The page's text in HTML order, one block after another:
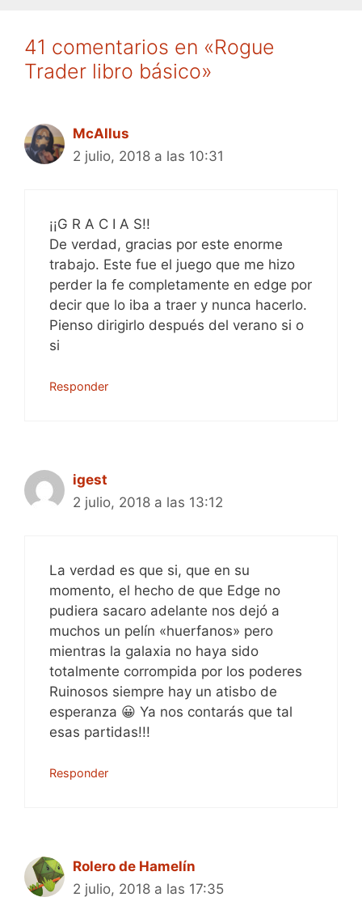
41 comentarios en «Rogue
Trader libro básico»
McAllus
2 julio, 2018 a las 10:31
¡¡G R A C I A S!!
De verdad, gracias por este enorme
trabajo. Este fue el juego que me hizo
perder la fe completamente en edge por
decir que lo iba a traer y nunca hacerlo.
Pienso dirigirlo después del verano si o
si
Responder
igest
2 julio, 2018 a las 13:12
La verdad es que si, que en su
momento, el hecho de que Edge no
pudiera sacaro adelante nos dejó a
muchos un pelín «huerfanos» pero
mientras la galaxia no haya sido
totalmente corrompida por los poderes
Ruinosos siempre hay un atisbo de
esperanza 😀 Ya nos contarás que tal
esas partidas!!!
Responder
Rolero de Hamelín
2 julio, 2018 a las 17:35